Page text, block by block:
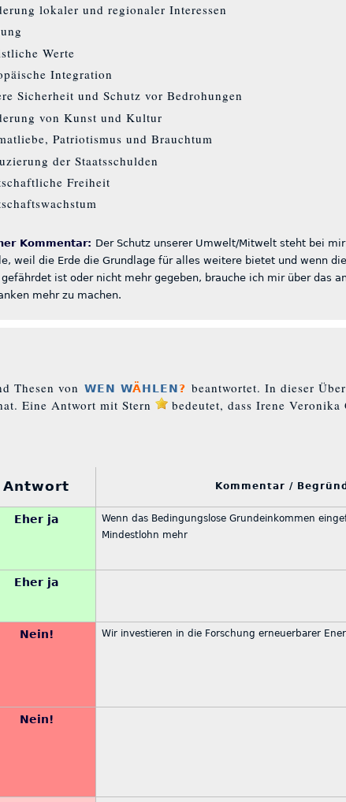
lokaler und regionaler Interessen
Werte
Integration
Sicherheit und Schutz vor Bedrohungen
von Kunst und Kultur
Patriotismus und Brauchtum
der Staatsschulden
Freiheit
Kommentar: Der Schutz unserer Umwelt/Mitwelt steht bei
weil die Erde die Grundlage für alles weitere bietet und wenn
ist oder nicht mehr gegeben, brauche ich mir über das
mehr zu machen.
Thesen von WEN WÄHLEN? beantwortet. In dieser
Eine Antwort mit Stern
bedeutet, dass Irene Veronika
Antwort Kommentar /
Eher ja
Wenn das Bedingungslose Grundeinkommen
Mindestlohn mehr
Eher ja
Nein! Wir investieren in die Forschung erneuerbarer
Nein!